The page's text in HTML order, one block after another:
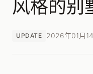
风格的别
UPDATE 2026年01月